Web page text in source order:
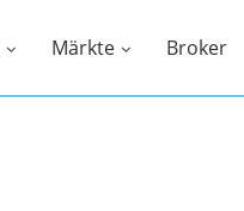
Märkte Broker